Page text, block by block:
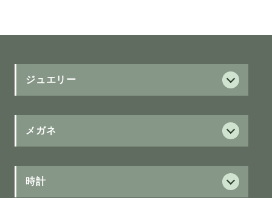
ジュエリー
ブラウンダイヤモンド
メガネ
時計